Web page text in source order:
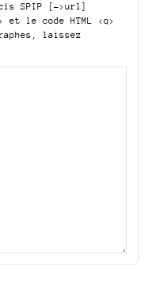
SPIP
[->url]
et le code HTML <q>
laissez